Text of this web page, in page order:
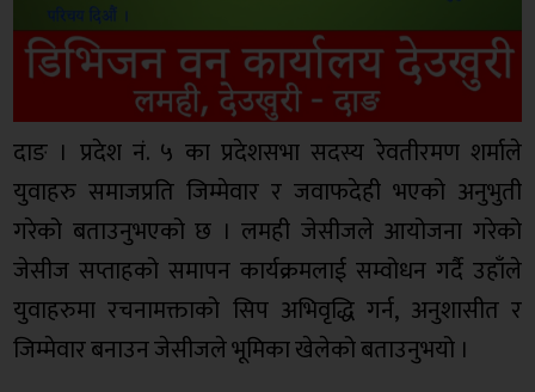
दाङ । प्रदेश नं. ५ का प्रदेशसभा सदस्य रेवतीरमण शर्माले
युवाहरु समाजप्रति जिम्मेवार र जवाफदेही भएको अनुभुती
गरेको बताउनुभएको छ । लमही जेसीजले आयोजना गरेको
जेसीज सप्ताहको समापन कार्यक्रमलाई सम्वोधन गर्दै उहाँले
युवाहरुमा रचनामक्ताको सिप अभिवृद्धि गर्न, अनुशासीत र
जिम्मेवार बनाउन जेसीजले भूमिका खेलेको बताउनुभयो ।